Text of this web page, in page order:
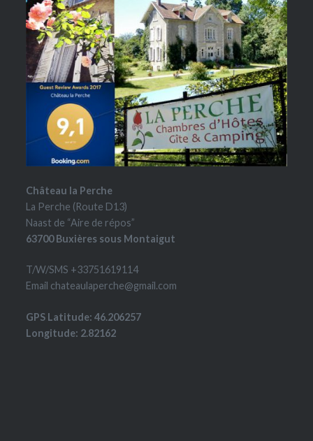
Château la Perche
La Perche (Route D13)
Naast de “Aire de répos”
63700 Buxières sous Montaigut
T/W/SMS +33751619114
Email chateaulaperche@gmail.com
GPS Latitude: 46.206257
Longitude: 2.82162